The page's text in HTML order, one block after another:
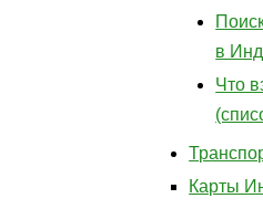
в
Что
Карты